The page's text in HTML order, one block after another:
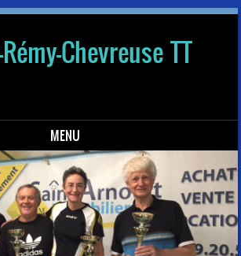
Chevreuse TT
MENU